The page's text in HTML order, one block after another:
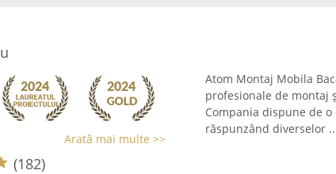
Arată mai multe >>
(182)
Atom Montaj Mobila
profesionale de montaj
Compania dispune de
răspunzând diverselor